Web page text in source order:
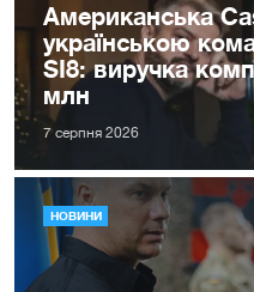
Американська
українською
SI8: виручка
млн
7 серпня 2026
НОВИНИ